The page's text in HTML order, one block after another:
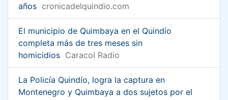
años cronicadelquindio.com
El municipio de Quimbaya en el Quindío
completa más de tres meses sin
homicidios Caracol Radio
La Policía Quindío, logra la captura en
Montenegro y Quimbaya a dos sujetos por el